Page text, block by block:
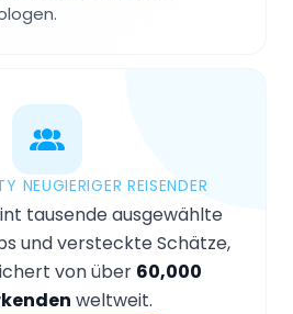
NEUGIERIGER REISENDER
tausende ausgewählte
und versteckte Schätze,
von über 60,000
weltweit.